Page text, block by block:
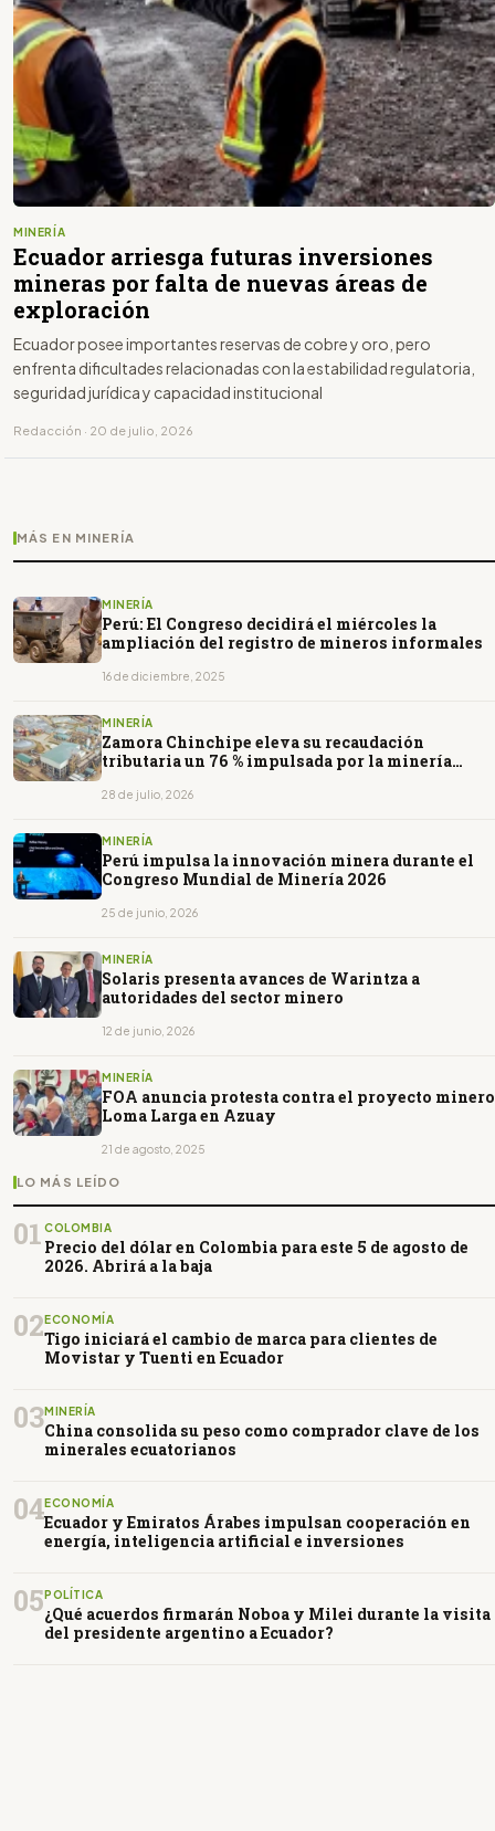
MINERÍA
Ecuador arriesga futuras inversiones
mineras por falta de nuevas áreas de
exploración
Ecuador posee importantes reservas de cobre y oro, pero
enfrenta dificultades relacionadas con la estabilidad regulatoria,
seguridad jurídica y capacidad institucional
Redacción · 20 de julio, 2026
MÁS EN MINERÍA
MINERÍA
Perú: El Congreso decidirá el miércoles la
ampliación del registro de mineros informales
16 de diciembre, 2025
MINERÍA
Zamora Chinchipe eleva su recaudación
tributaria un 76 % impulsada por la minería
28 de julio, 2026
MINERÍA
Perú impulsa la innovación minera durante el
Congreso Mundial de Minería 2026
25 de junio, 2026
MINERÍA
Solaris presenta avances de Warintza a
autoridades del sector minero
12 de junio, 2026
MINERÍA
FOA anuncia protesta contra el proyecto minero
Loma Larga en Azuay
21 de agosto, 2025
LO MÁS LEÍDO
01 COLOMBIA
Precio del dólar en Colombia para este 5 de agosto de
2026. Abrirá a la baja
02 ECONOMÍA
Tigo iniciará el cambio de marca para clientes de
Movistar y Tuenti en Ecuador
03MINERÍA
China consolida su peso como comprador clave de los
minerales ecuatorianos
04ECONOMÍA
Ecuador y Emiratos Árabes impulsan cooperación en
energía, inteligencia artificial e inversiones
05 POLÍTICA
¿Qué acuerdos firmarán Noboa y Milei durante la visita
del presidente argentino a Ecuador?